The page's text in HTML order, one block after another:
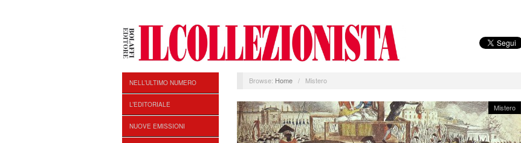
NELL’ULTIMO NUMERO
L’EDITORIALE
NUOVE EMISSIONI
Browse: Home / Mistero
Mistero